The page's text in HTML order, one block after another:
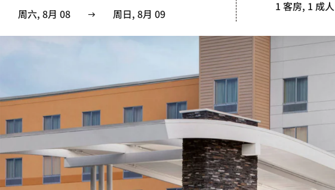
周六, 8月 08 周日, 8月 09
1 客房, 1 成人